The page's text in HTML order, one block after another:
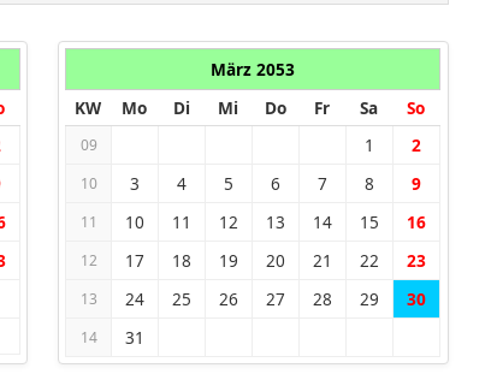
März 2053
KW
Mo Di Mi Do Fr Sa So
09 1 2
10 3 4 5 6 7 8 9
11 10 11 12 13 14 15 16
12 17 18 19 20 21 22 23
13 24 25 26 27 28 29 30
14 31